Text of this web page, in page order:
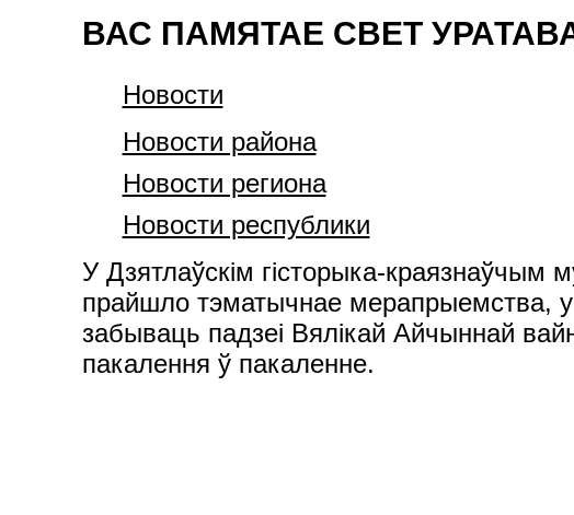
ВАС ПАМЯТАЕ СВЕТ
Новости
Новости района
Новости региона
Новости республики
У Дзятлаўскім гісторыка-краязнаўчым
прайшло тэматычнае мерапрыемства, у
забываць падзеі Вялікай Айчыннай
пакалення ў пакаленне.